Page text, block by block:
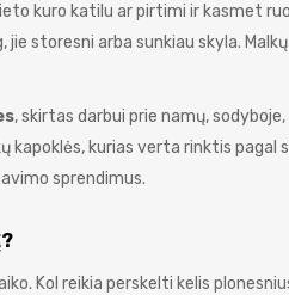
kuro katilu ar pirtimi ir kasmet
storesni arba sunkiau skyla.
, skirtas darbui prie namų,
kurias verta rinktis pagal
sprendimus.
Kol reikia perskelti kelis